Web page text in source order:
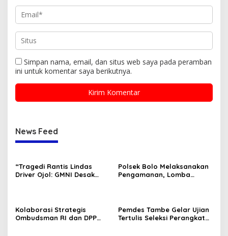
Simpan nama, email, dan situs web saya pada peramban
ini untuk komentar saya berikutnya.
News Feed
“Tragedi Rantis Lindas
Driver Ojol: GMNI Desak
Polsek Bolo Melaksanakan
Pengamanan, Lomba
RI ke-80 .
Kolaborasi Strategis
Ombudsman RI dan DPP
Pemdes Tambe Gelar Ujian
Tertulis Seleksi Perangkat